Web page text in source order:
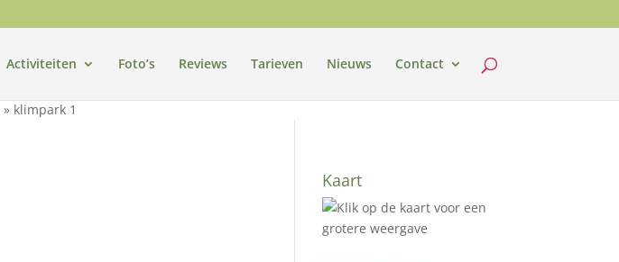
Activiteiten Foto’s Reviews Tarieven Nieuws Contact
» klimpark 1
Kaart